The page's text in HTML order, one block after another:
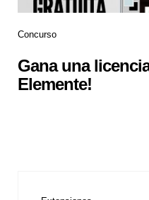
Concurso
Gana una
Elemente!